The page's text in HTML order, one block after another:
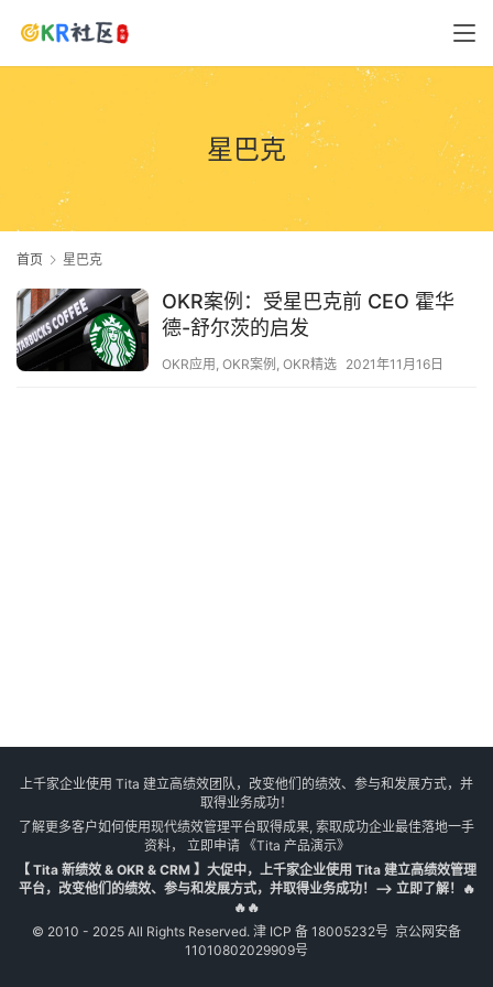
星巴克
首页 星巴克
OKR案例：受星巴克前 CEO 霍华
德-舒尔茨的启发
OKR应用 , OKR案例 , OKR精选 2021年11月16日
上千家企业使用 Tita 建立高绩效团队，改变他们的绩效、参与和发展方式，并
取得业务成功！
了解更多客户如何使用现代绩效管理平台取得成果, 索取成功企业最佳落地一手
资料， 立即申请《Tita 产品演示》
【 Tita 新绩效 & OKR & CRM 】大促中，上千家企业使用 Tita 建立高绩效管理
平台，改变他们的绩效、参与和发展方式，并取得业务成功！--> 立即了解！🔥
🔥🔥
© 2010 - 2025 All Rights Reserved. 津 ICP 备 18005232号 京公网安备
11010802029909号